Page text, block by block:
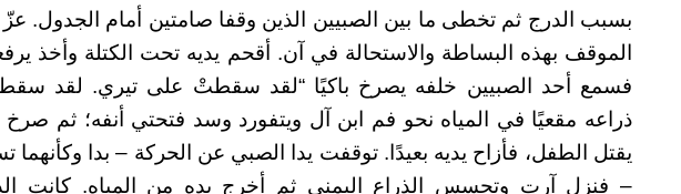
بسبب الدرج ثم تخطى ما بين الصبيين الذين وقفا صامتين أمام الجدول.
الموقف بهذه البساطة والاستحالة في آن. أقحم يديه تحت الكتلة وأخذ
فسمع أحد الصبيين خلفه يصرخ باكيًا “لقد سقطتْ على تيري. لقد
ذراعه مقعيًا في المياه نحو فم ابن آل ويتفورد وسد فتحتي أنفه؛ ثم
يقتل الطفل، فأزاح يديه بعيدًا. توقفت يدا الصبي عن الحركة – بدا وكأنهما
– فنزل آرت وتحسس الذراع اليمنى ثم أخرج يده من المياه. كانت